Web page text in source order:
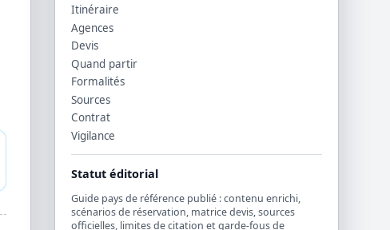
Itinéraire
Agences
Devis
Quand partir
Formalités
Sources
Contrat
Vigilance
Statut éditorial
Guide pays de référence publié : contenu enrichi,
scénarios de réservation, matrice devis, sources
officielles, limites de citation et garde-fous de